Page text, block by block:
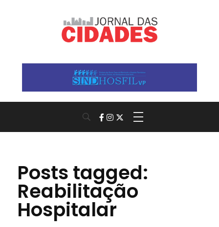
Posts tagged:
Reabilitação
Hospitalar